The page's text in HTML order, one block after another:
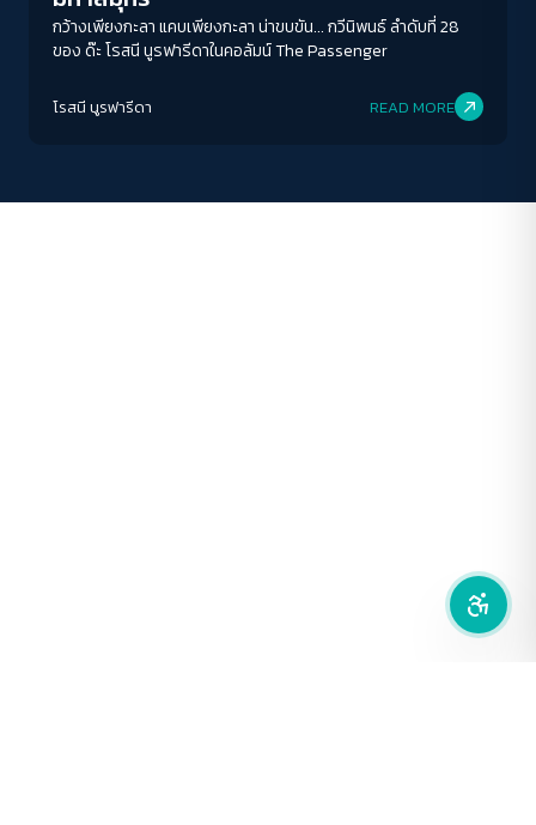
กว้างเพียงกะลา แคบเพียงกะลา น่าขบขัน... กวีนิพนธ์ ลำดับที่ 28
ของ ด๊ะ โรสนี นูรฟารีดาในคอลัมน์ The Passenger
โรสนี นูรฟารีดา READ MORE
ปกติ มาก มากที่สุด
Deutan Tritan